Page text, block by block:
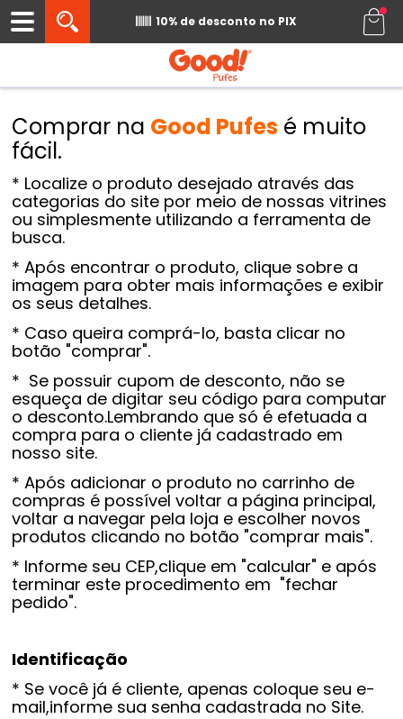
10% de desconto no PIX
0
Comprar na Good Pufes é muito
fácil.
* Localize o produto desejado através das
categorias do site por meio de nossas vitrines
ou simplesmente utilizando a ferramenta de
busca.
* Após encontrar o produto, clique sobre a
imagem para obter mais informações e exibir
os seus detalhes.
* Caso queira comprá-lo, basta clicar no
botão "comprar".
* Se possuir cupom de desconto, não se
esqueça de digitar seu código para computar
o desconto.Lembrando que só é efetuada a
compra para o cliente já cadastrado em
nosso site.
* Após adicionar o produto no carrinho de
compras é possível voltar a página principal,
voltar a navegar pela loja e escolher novos
produtos clicando no botão "comprar mais".
* Informe seu CEP,clique em "calcular" e após
terminar este procedimento em "fechar
pedido".
Identificação
* Se você já é cliente, apenas coloque seu e-
mail,informe sua senha cadastrada no Site.